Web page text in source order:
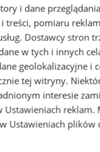
w
i dane
treści, pomiaru
Dostawcy stron
w tych i innych
geolokalizacyjne i
tej witryny.
interesie
Ustawieniach reklam.
Ustawieniach plików